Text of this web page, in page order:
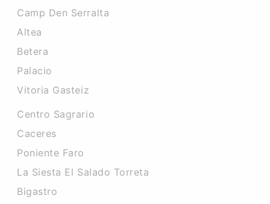
Camp Den Serralta
Altea
Betera
Palacio
Vitoria Gasteiz
Centro Sagrario
Caceres‎
Poniente Faro
La Siesta El Salado Torreta
Bigastro